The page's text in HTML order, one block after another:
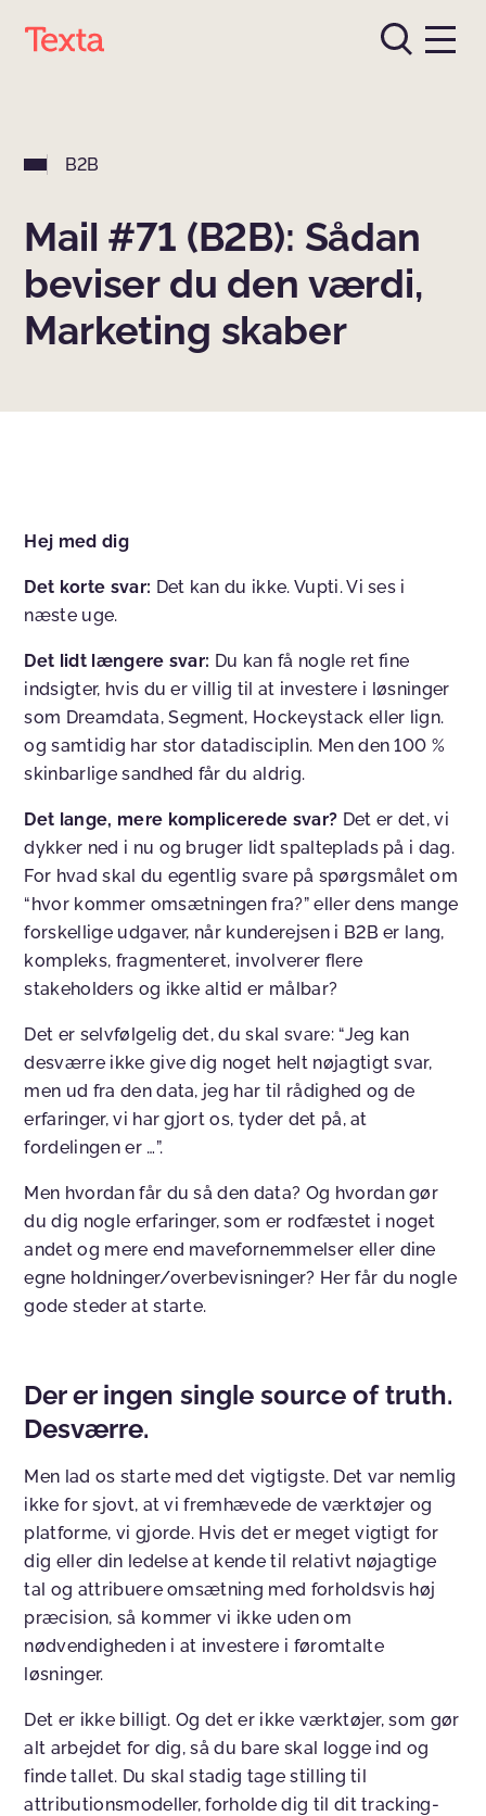
B2B
Mail #71 (B2B): Sådan
beviser du den værdi,
Marketing skaber
Hej med dig
Det korte svar: Det kan du ikke. Vupti. Vi ses i
næste uge.
Det lidt længere svar: Du kan få nogle ret fine
indsigter, hvis du er villig til at investere i løsninger
som Dreamdata, Segment, Hockeystack eller lign.
og samtidig har stor datadisciplin. Men den 100 %
skinbarlige sandhed får du aldrig.
Det lange, mere komplicerede svar? Det er det, vi
dykker ned i nu og bruger lidt spalteplads på i dag.
For hvad skal du egentlig svare på spørgsmålet om
“hvor kommer omsætningen fra?” eller dens mange
forskellige udgaver, når kunderejsen i B2B er lang,
kompleks, fragmenteret, involverer flere
stakeholders og ikke altid er målbar?
Det er selvfølgelig det, du skal svare: “Jeg kan
desværre ikke give dig noget helt nøjagtigt svar,
men ud fra den data, jeg har til rådighed og de
erfaringer, vi har gjort os, tyder det på, at
fordelingen er …”.
Men hvordan får du så den data? Og hvordan gør
du dig nogle erfaringer, som er rodfæstet i noget
andet og mere end mavefornemmelser eller dine
egne holdninger/overbevisninger? Her får du nogle
gode steder at starte.
Der er ingen single source of truth.
Desværre.
Men lad os starte med det vigtigste. Det var nemlig
ikke for sjovt, at vi fremhævede de værktøjer og
platforme, vi gjorde. Hvis det er meget vigtigt for
dig eller din ledelse at kende til relativt nøjagtige
tal og attribuere omsætning med forholdsvis høj
præcision, så kommer vi ikke uden om
nødvendigheden i at investere i føromtalte
løsninger.
Det er ikke billigt. Og det er ikke værktøjer, som gør
alt arbejdet for dig, så du bare skal logge ind og
finde tallet. Du skal stadig tage stilling til
attributionsmodeller, forholde dig til dit tracking-